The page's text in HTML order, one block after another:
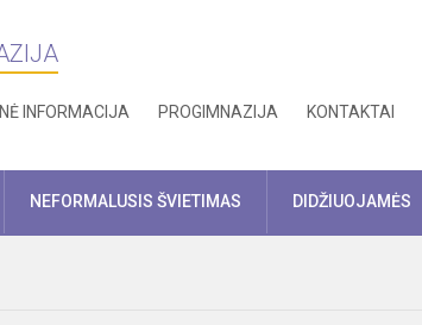
INFORMACIJA PROGIMNAZIJA KONTAKTAI
NEFORMALUSIS ŠVIETIMAS DIDŽIUOJAMĖS